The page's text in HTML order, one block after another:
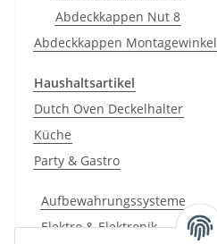
Abdeckkappen Nut 8
Abdeckkappen Montagewinkel
Haushaltsartikel
Dutch Oven Deckelhalter
Küche
Party & Gastro
Aufbewahrungssysteme
Elektro & Elektronik